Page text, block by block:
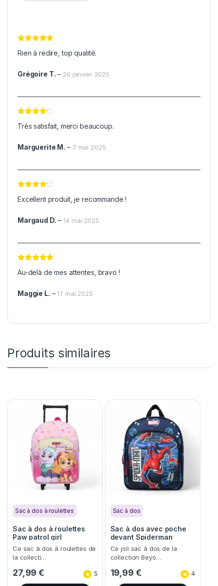
5
Rien à redire, top qualité.
Grégoire T. – 26 janvier 2025
sur 5
Très satisfait, merci beaucoup.
Marguerite M. – 7 mai 2025
sur 5
Excellent produit, je recommande !
Margaud D. –14 mai 2025
5
Au-delà de mes attentes, bravo !
Maggie L. –17 mai 2025
Produits similaires
Sac à dos à roulettes
Sac à dos à roulettes
Paw patrol girl
Ce sac à dos à roulettes de
la collecti…
27,99€ 5
Sac à dos
Sac à dos avec poche
devant Spiderman
Ce joli sac à dos de la
collection Beyo…
19,99 € 4